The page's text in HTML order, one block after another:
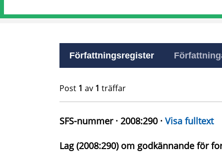
Författningsregister
Post 1 av 1 träffar
SFS-nummer · 2008:290 · Visa fulltext
Lag (2008:290) om godkännande för